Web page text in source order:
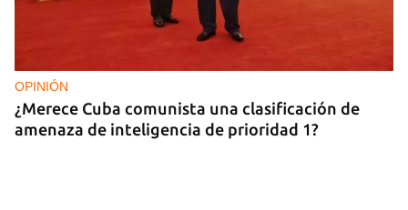
OPINIÓN
¿Merece Cuba comunista una clasificación de
amenaza de inteligencia de prioridad 1?